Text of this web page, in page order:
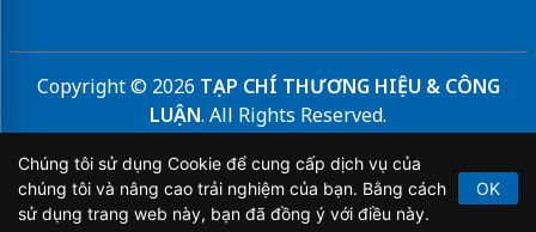
Copyright © 2026 TẠP CHÍ THƯƠNG HIỆU & CÔNG
LUẬN. All Rights Reserved.
Bản quyền thuộc Tạp chí Thương hiệu và Công luận. Cấm
sao chép dưới mọi hình thức nếu không có sự chấp thuận
bằng văn bản.
Chúng tôi sử dụng Cookie để cung cấp dịch vụ của
chúng tôi và nâng cao trải nghiệm của bạn. Bằng cách
sử dụng trang web này, bạn đã đồng ý với điều này.
OK